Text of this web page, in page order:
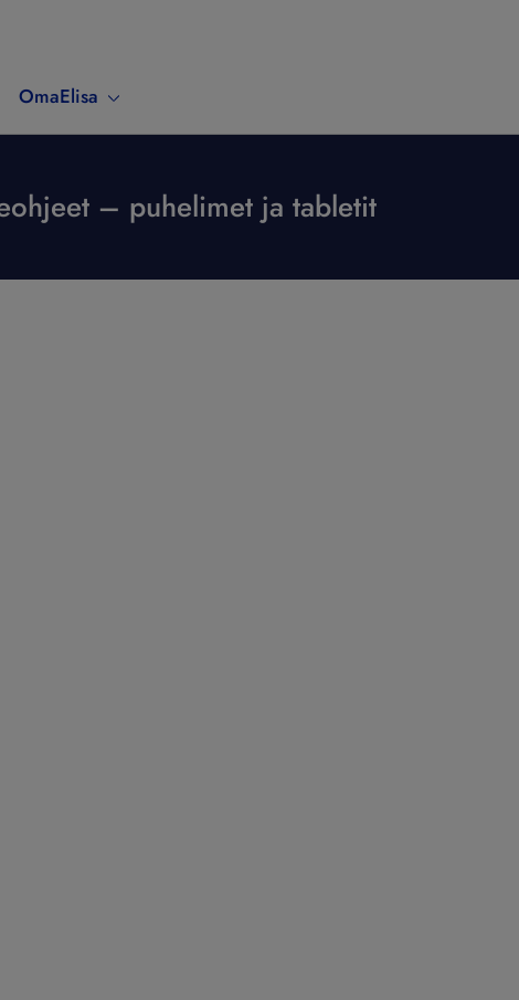
OmaElisa
– puhelimet ja tabletit